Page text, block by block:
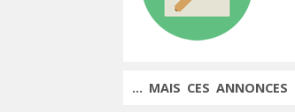
... MAIS CES ANNONCES